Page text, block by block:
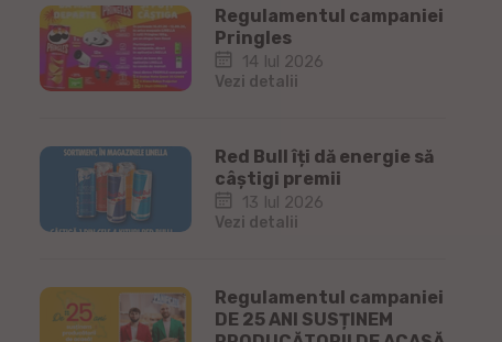
Regulamentul campaniei
Pringles
14 Iul 2026
Vezi detalii
Red Bull îți dă energie să
câștigi premii
13 Iul 2026
Vezi detalii
Regulamentul campaniei
DE 25 ANI SUSȚINEM